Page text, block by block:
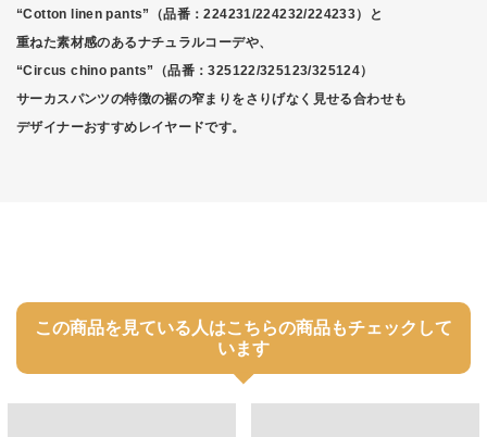
“Cotton linen pants”（品番：224231/224232/224233）と
重ねた素材感のあるナチュラルコーデや、
“Circus chino pants”（品番：325122/325123/325124）
サーカスパンツの特徴の裾の窄まりをさりげなく見せる合わせも
デザイナーおすすめレイヤードです。
この商品を見ている人はこちらの商品もチェックして
います